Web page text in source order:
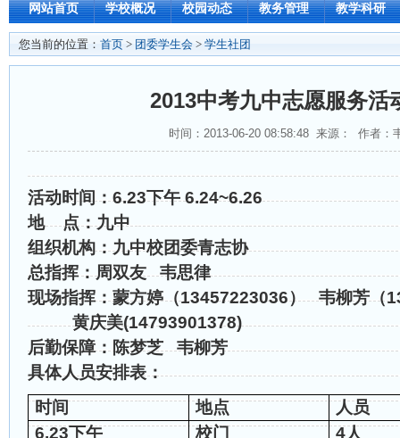
网站首页 学校概况 校园动态 教务管理 教学科研
您当前的位置： 首页 > 团委学生会 > 学生社团
2013中考九中志愿服务活
时间：2013-06-20 08:58:48 来源： 作者
活动时间：6.23下午6.24~6.26
地
点：九中
组织机构：九中校团委青志协
总指挥：周双友
韦思律
现场指挥：蒙方婷（13457223036） 韦柳芳（
黄庆美(14793901378)
后勤保障：陈梦芝
韦柳芳
具体人员安排表：
时间
地点
人员
6.23下午 校门 4人